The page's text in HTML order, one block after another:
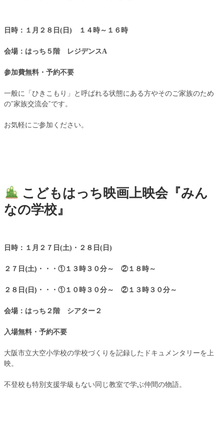
日時：１月２８日(日) １４時～１６時
会場：はっち５階 レジデンスA
参加費無料・予約不要
一般に「ひきこもり」と呼ばれる状態にある方やそのご家族のため
の”家族交流会”です。
お気軽にご参加ください。
こどもはっち映画上映会『みん
なの学校』
日時：１月２７ 日(土)・２８日(日)
２７日(土)・・・①１３時３０分～ ②１８時～
２８日(日)・・・①１０時３０分～ ②１３時３０分～
会場：はっち２階 シアター２
入場無料・予約不要
大阪市立大空小学校の学校づくりを記録したドキュメンタリーを上
映。
不登校も特別支援学級もない同じ教室で学ぶ仲間の物語。